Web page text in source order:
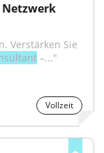
Netzwerk
Verstärken Sie
–..."
Vollzeit